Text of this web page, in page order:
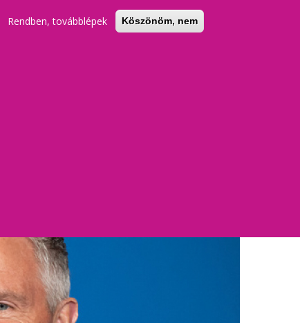
Rendben, továbblépek Köszönöm, nem